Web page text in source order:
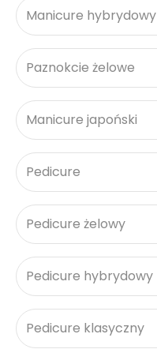
Manicure hybrydowy
Paznokcie żelowe
Manicure japoński
Pedicure
Pedicure żelowy
Pedicure hybrydowy
Pedicure klasyczny